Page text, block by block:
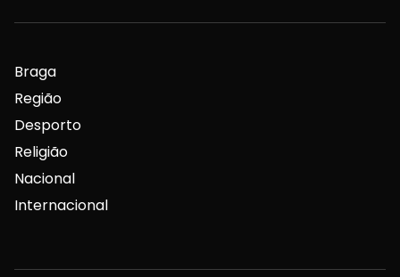
Braga
Região
Desporto
Religião
Nacional
Internacional